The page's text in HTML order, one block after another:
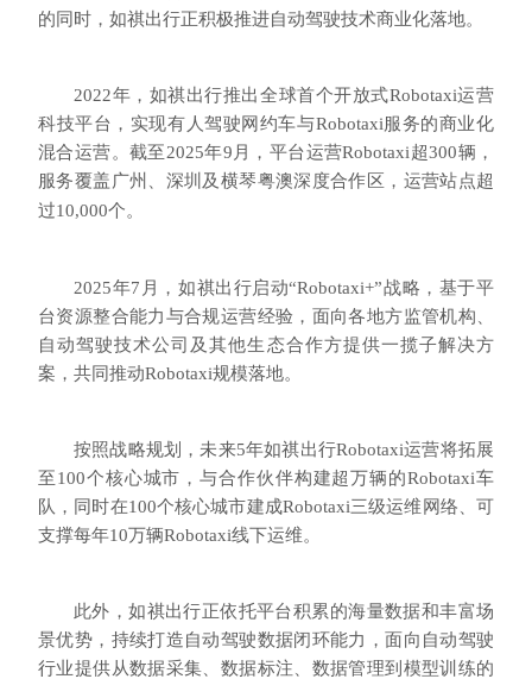
的同时，如祺出行正积极推进自动驾驶技术商业化落地。
2022年，如祺出行推出全球首个开放式Robotaxi运营
科技平台，实现有人驾驶网约车与Robotaxi服务的商业化
混合运营。截至2025年9月，平台运营Robotaxi超300辆，
服务覆盖广州、深圳及 横琴粤澳深度合作区 ，运营站点超
过10,000个。
2025年7月，如祺出行启动“Robotaxi+”战略，基于平
台资源整合能力与合规运营经验，面向各地方监管机构、
自动驾驶技术公司及其他生态合作方提供一揽子解决方
案，共同推动Robotaxi规模落地。
按照战略规划，未来5年如祺出行Robotaxi运营将拓展
至100个核心城市，与合作伙伴构建超万辆的Robotaxi车
队，同时在100个核心城市建成Robotaxi三级运维网络、可
支撑每年10万辆Robotaxi线下运维。
此外，如祺出行正依托平台积累的海量数据和丰富场
景优势，持续打造自动驾驶数据闭环能力，面向自动驾驶
行业提供从数据采集、数据标注、数据管理到模型训练的